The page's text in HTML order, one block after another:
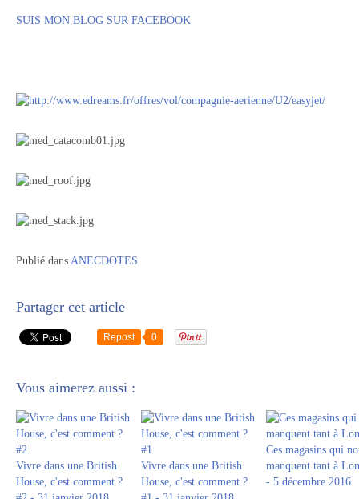
SUIS MON BLOG SUR FACEBOOK
Publié dans ANECDOTES
Partager cet article
Repost 0
Vous aimerez aussi :
Vivre dans une British
House, c'est comment ?
Vivre dans une British
House, c'est comment ?
Ces magasins qui
manquent tant à
- 5 décembre 2016